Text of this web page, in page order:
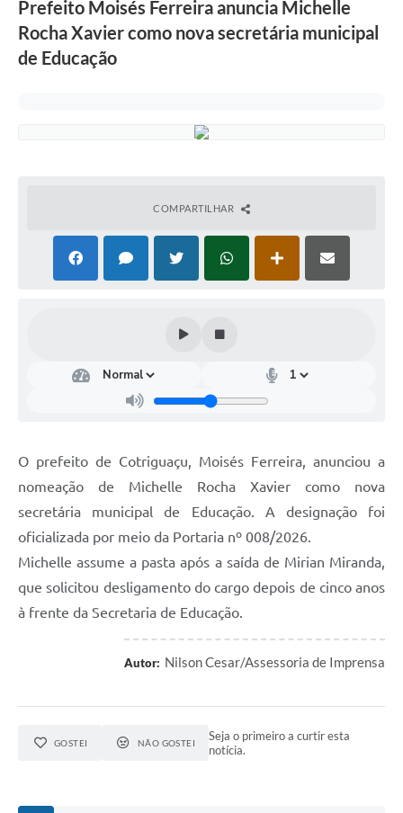
Secretarias
Imprensa
Arquivos para Download
Editais
Links
Serviços Online
Telefones Úteis
Prefeito Moisés Ferreira anuncia Michelle
Rocha Xavier como nova secretária municipal
de Educação
COMPARTILHAR
O prefeito de Cotriguaçu, Moisés Ferreira, anunciou a
nomeação de Michelle Rocha Xavier como nova
secretária municipal de Educação. A designação foi
oficializada por meio da Portaria nº 008/2026.
Michelle assume a pasta após a saída de Mirian Miranda,
que solicitou desligamento do cargo depois de cinco anos
à frente da Secretaria de Educação.
Autor: Nilson Cesar/Assessoria de Imprensa
GOSTEI NÃO GOSTEI
Seja o primeiro a curtir esta
notícia.